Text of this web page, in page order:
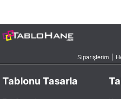
Siparişlerim
Tablonu Tasarla